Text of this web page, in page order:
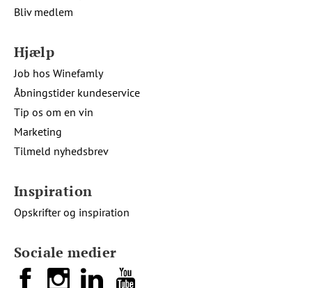
Sociale medier
Bliv medlem
Hjælp
Job hos Winefamly
Åbningstider kundeservice
Tip os om en vin
Marketing
Tilmeld nyhedsbrev
Inspiration
Opskrifter og inspiration